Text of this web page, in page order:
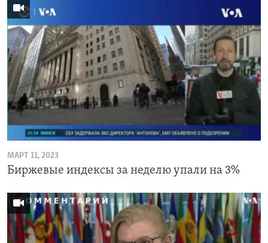
МАРТ 11, 2023
Биржевые индексы за неделю упали на 3%